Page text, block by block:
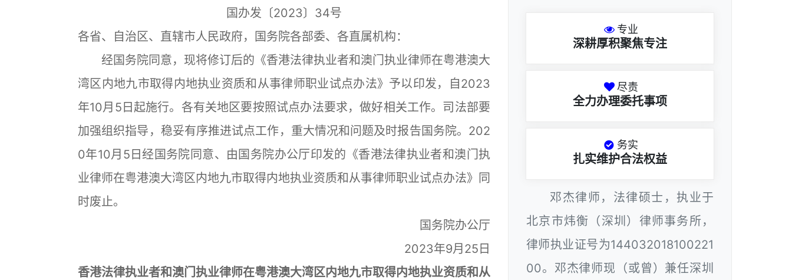
国办发〔2023〕34号
各省、自治区、直辖市人民政府，国务院各部委、各直属机构：
经国务院同意，现将修订后的《香港法律执业者和澳门执业律师在粤港澳大
湾区内地九市取得内地执业资质和从事律师职业试点办法》予以印发，自2023
年10月5日起施行。各有关地区要按照试点办法要求，做好相关工作。司法部要
加强组织指导，稳妥有序推进试点工作，重大情况和问题及时报告国务院。202
0年10月5日经国务院同意、由国务院办公厅印发的《香港法律执业者和澳门执
业律师在粤港澳大湾区内地九市取得内地执业资质和从事律师职业试点办法》同
时废止。
国务院办公厅
2023年9月25日
香港法律执业者和澳门执业律师在粤港澳大湾区内地九市取得内地执业资质和从
专业
深耕厚积聚焦专注
尽责
全力办理委托事项
务实
扎实维护合法权益
邓杰律师，法律硕士，执业于
北京市炜衡（深圳）律师事务所，
律师执业证号为144032018100221
00。邓杰律师现（或曾）兼任深圳